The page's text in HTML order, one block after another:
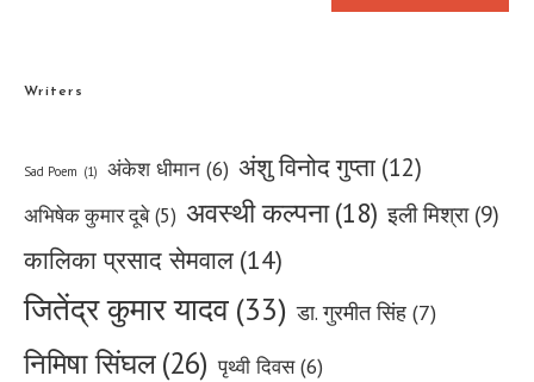
Writers
Sad Poem (1) अंकेश धीमान (6) अंशु विनोद गुप्ता (12)
अभिषेक कुमार दूबे (5) अवस्थी कल्पना (18) इली मिश्रा (9)
कालिका प्रसाद सेमवाल (14)
जितेंद्र कुमार यादव (33) डा. गुरमीत सिंह (7)
निमिषा सिंघल(26) पृथ्वी दिवस (6)